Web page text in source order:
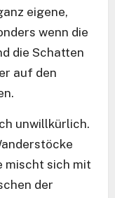
eigene,
wenn die
die Schatten
auf den
unwillkürlich.
mischt sich mit
der